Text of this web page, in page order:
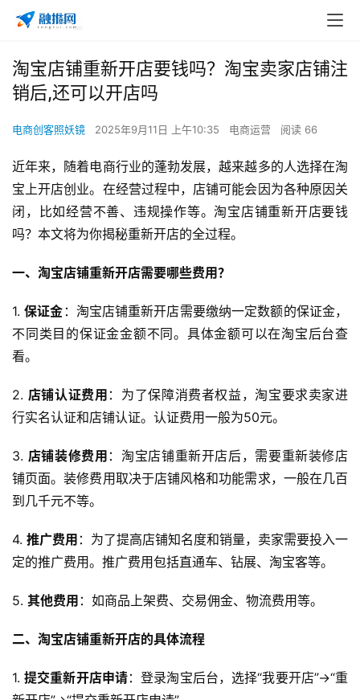
淘宝店铺重新开店要钱吗？淘宝卖家店铺注
销后,还可以开店吗
电商创客照妖镜 2025年9月11日 上午10:35 电商运营 阅读 66
近年来，随着电商行业的蓬勃发展，越来越多的人选择在淘
宝上开店创业。在经营过程中，店铺可能会因为各种原因关
闭，比如经营不善、违规操作等。淘宝店铺重新开店要钱
吗？本文将为你揭秘重新开店的全过程。
一、淘宝店铺重新开店需要哪些费用？
1. 保证金 ：淘宝店铺重新开店需要缴纳一定数额的保证金，
不同类目的保证金金额不同。具体金额可以在淘宝后台查
看。
2. 店铺认证费用 ：为了保障消费者权益，淘宝要求卖家进
行实名认证和店铺认证。认证费用一般为50元。
3. 店铺装修费用 ：淘宝店铺重新开店后，需要重新装修店
铺页面。装修费用取决于店铺风格和功能需求，一般在几百
到几千元不等。
4. 推广费用 ：为了提高店铺知名度和销量，卖家需要投入一
定的推广费用。推广费用包括直通车、钻展、淘宝客等。
5. 其他费用 ：如商品上架费、交易佣金、物流费用等。
二、淘宝店铺重新开店的具体流程
1. 提交重新开店申请：登录淘宝后台，选择“我要开店”->“重